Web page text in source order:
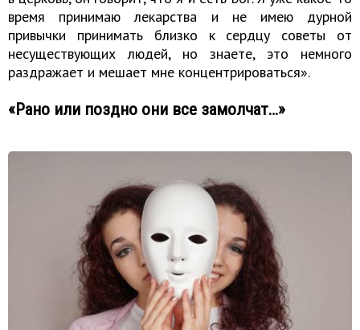
время принимаю лекарства и не имею дурной
привычки принимать близко к сердцу советы от
несуществующих людей, но знаете, это немного
раздражает и мешает мне концентрироваться».
«Рано или поздно они все замолчат…»